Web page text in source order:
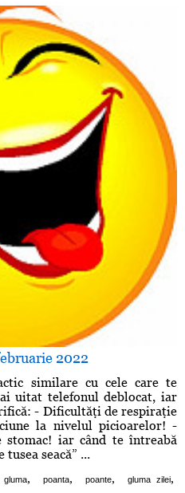
2022
similare cu cele care te
uitat telefonul deblocat, iar
- Dificultăţi de respiraţie
la nivelul picioarelor! -
iar când te întreabă
tusea seacă” ...
gluma, poanta, poante, gluma zilei,